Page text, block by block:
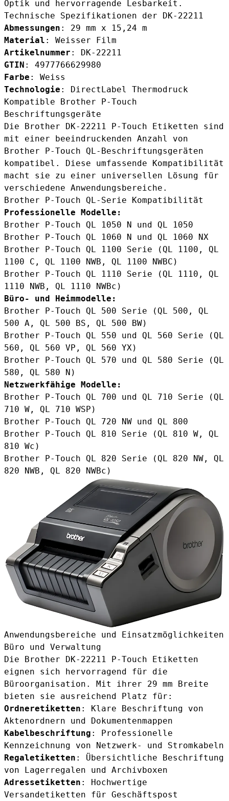
Optik und hervorragende Lesbarkeit.
Technische Spezifikationen der DK-22211
Abmessungen : 29 mm x 15,24 m
Material : Weisser Film
Artikelnummer : DK-22211
GTIN : 4977766629980
Farbe : Weiss
Technologie : DirectLabel Thermodruck
Kompatible Brother P-Touch
Beschriftungsgeräte
Die Brother DK-22211 P-Touch Etiketten sind
mit einer beeindruckenden Anzahl von
Brother P-Touch QL-Beschriftungsgeräten
kompatibel. Diese umfassende Kompatibilität
macht sie zu einer universellen Lösung für
verschiedene Anwendungsbereiche.
Brother P-Touch QL-Serie Kompatibilität
Professionelle Modelle:
Brother P-Touch QL 1050 N und QL 1050
Brother P-Touch QL 1060 N und QL 1060 NX
Brother P-Touch QL 1100 Serie (QL 1100, QL
1100 C, QL 1100 NWB, QL 1100 NWBC)
Brother P-Touch QL 1110 Serie (QL 1110, QL
1110 NWB, QL 1110 NWBc)
Büro- und Heimmodelle:
Brother P-Touch QL 500 Serie (QL 500, QL
500 A, QL 500 BS, QL 500 BW)
Brother P-Touch QL 550 und QL 560 Serie (QL
560, QL 560 VP, QL 560 YX)
Brother P-Touch QL 570 und QL 580 Serie (QL
580, QL 580 N)
Netzwerkfähige Modelle:
Brother P-Touch QL 700 und QL 710 Serie (QL
710 W, QL 710 WSP)
Brother P-Touch QL 720 NW und QL 800
Brother P-Touch QL 810 Serie (QL 810 W, QL
810 Wc)
Brother P-Touch QL 820 Serie (QL 820 NW, QL
820 NWB, QL 820 NWBc)
Anwendungsbereiche und Einsatzmöglichkeiten
Büro und Verwaltung
Die Brother DK-22211 P-Touch Etiketten
eignen sich hervorragend für die
Büroorganisation. Mit ihrer 29 mm Breite
bieten sie ausreichend Platz für:
Ordneretiketten : Klare Beschriftung von
Aktenordnern und Dokumentenmappen
Kabelbeschriftung : Professionelle
Kennzeichnung von Netzwerk- und Stromkabeln
Regaletiketten : Übersichtliche Beschriftung
von Lagerregalen und Archivboxen
Adressetiketten : Hochwertige
Versandetiketten für Geschäftspost